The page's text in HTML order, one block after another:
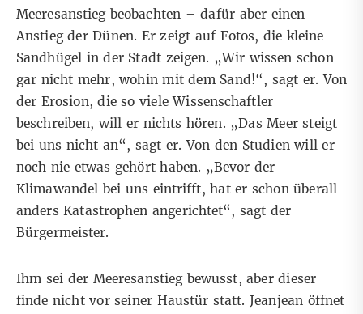
Meeresanstieg beobachten – dafür aber einen
Anstieg der Dünen. Er zeigt auf Fotos, die kleine
Sandhügel in der Stadt zeigen. „Wir wissen schon
gar nicht mehr, wohin mit dem Sand!“, sagt er. Von
der Erosion, die so viele Wissenschaftler
beschreiben, will er nichts hören. „Das Meer steigt
bei uns nicht an“, sagt er. Von den Studien will er
noch nie etwas gehört haben. „Bevor der
Klimawandel bei uns eintrifft, hat er schon überall
anders Katastrophen angerichtet“, sagt der
Bürgermeister.
Ihm sei der Meeresanstieg bewusst, aber dieser
finde nicht vor seiner Haustür statt. Jeanjean öffnet